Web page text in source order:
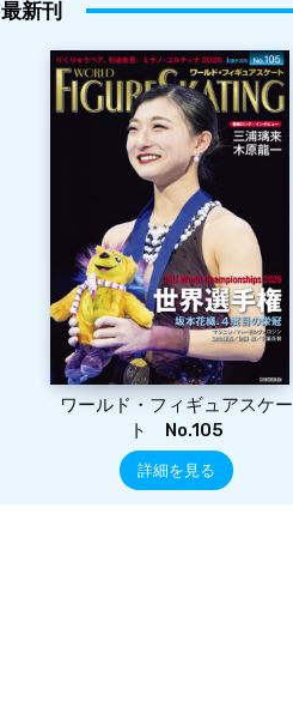
最新刊
ワールド・フィギュアスケー
ト No.105
詳細を見る